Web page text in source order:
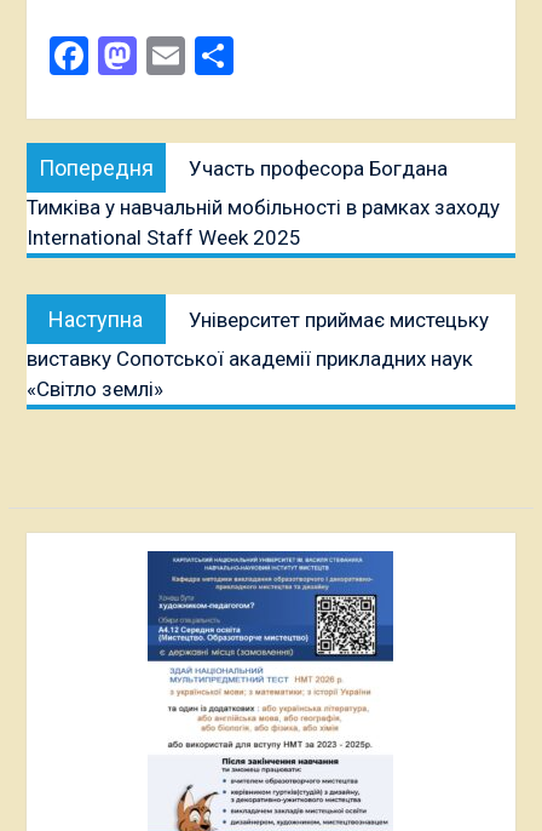
Facebook
Mastodon
Email
Навігація
записів
Попередня
публікація:
Участь професора Богдана
Тимківа у навчальній мобільності в рамках заходу
International Staff Week 2025
Наступна
публікація:
Університет приймає мистецьку
виставку Сопотської академії прикладних наук
«Світло землі»